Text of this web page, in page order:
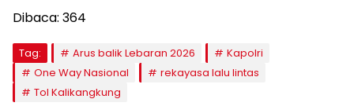
Dibaca: 364
Tag: Arus balik Lebaran 2026
Kapolri
One Way Nasional
rekayasa lalu lintas
Tol Kalikangkung